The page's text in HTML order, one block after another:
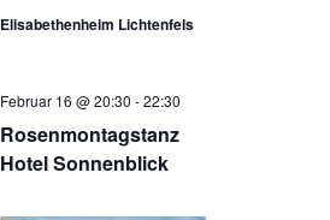
Elisabethenheim Lichtenfels
Rosenmontagstanz
Hotel Sonnenblick
Februar 16 @ 20:30 -22:30